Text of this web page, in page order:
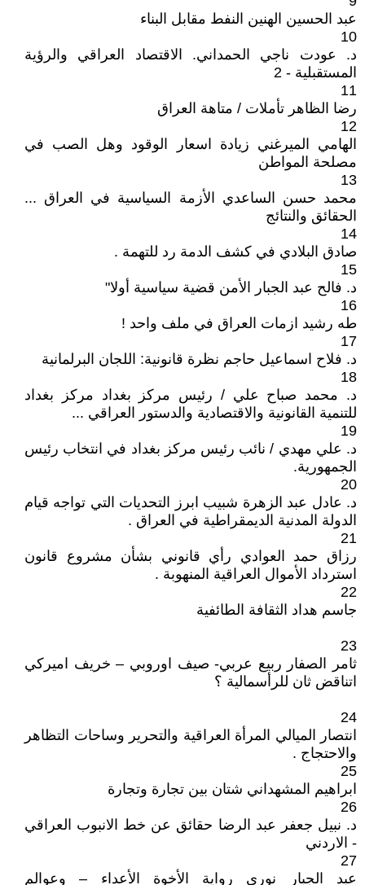
عبد الحسين الهنين النفط مقابل البناء
10
د. عودت ناجي الحمداني. الاقتصاد العراقي والرؤية
المستقبلية - 2
11
رضا الظاهر تأملات / متاهة العراق
12
الهامي الميرغني زيادة اسعار الوقود وهل الصب في
مصلحة المواطن
13
محمد حسن الساعدي الأزمة السياسية في العراق ...
الحقائق والنتائج
14
صادق البلادي في كشف الدمة رد للتهمة .
15
د. فالح عبد الجبار الأمن قضية سياسية أولا"
16
طه رشيد ازمات العراق في ملف واحد !
17
د. فلاح اسماعيل حاجم نظرة قانونية: اللجان البرلمانية
18
د. محمد صباح علي / رئيس مركز بغداد مركز بغداد
للتنمية القانونية والاقتصادية والدستور العراقي ...
19
د. علي مهدي / نائب رئيس مركز بغداد في انتخاب رئيس
الجمهورية.
20
د. عادل عبد الزهرة شبيب ابرز التحديات التي تواجه قيام
الدولة المدنية الديمقراطية في العراق .
21
رزاق حمد العوادي رأي قانوني بشأن مشروع قانون
استرداد الأموال العراقية المنهوبة .
22
جاسم هداد الثقافة الطائفية
23
ثامر الصفار ربيع عربي- صيف اوروبي – خريف اميركي
اتناقض ثان للرأسمالية ؟
24
انتصار الميالي المرأة العراقية والتحرير وساحات التظاهر
والاحتجاج .
25
ابراهيم المشهداني شتان بين تجارة وتجارة
26
د. نبيل جعفر عبد الرضا حقائق عن خط الانبوب العراقي
- الاردني
27
عبد الجبار نوري رواية الأخوة الأعداء – وعوالم